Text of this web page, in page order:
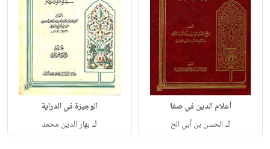
أعلام الدين في صفا
لـ الحسن بن أبي الح
الوجيزة في الدراية
لـ بهار الدين محمد